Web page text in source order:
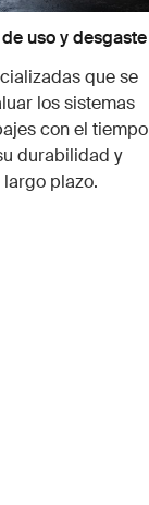
uso y desgaste
que se
los sistemas
con el tiempo
durabilidad y
plazo.